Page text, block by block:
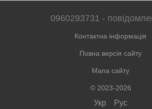
0960293731 -
Контактна інформація
Повна версія сайту
Мапа сайту
© 2023-2026
Укр Рус